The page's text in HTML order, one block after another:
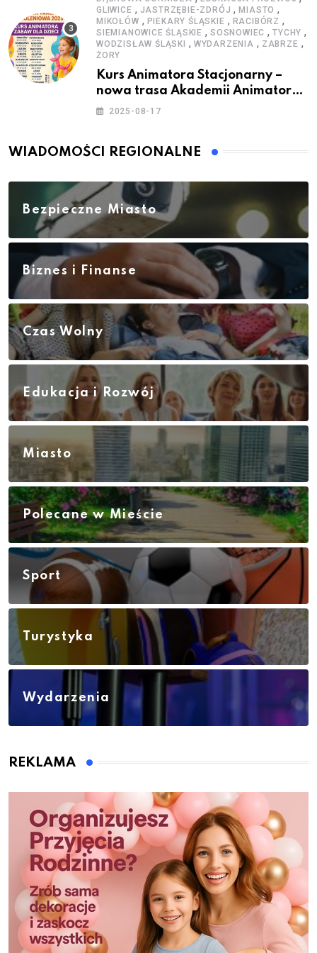
GLIWICE , JASTRZĘBIE-ZDRÓJ ,MIASTO ,
MIKOŁÓW , PIEKARY ŚLĄSKIE , RACIBÓRZ ,
SIEMIANOWICE ŚLĄSKIE ,SOSNOWIEC ,TYCHY ,
WODZISŁAW ŚLĄSKI , WYDARZENIA , ZABRZE ,
ŻORY
Kurs Animatora Stacjonarny –
nowa trasa Akademii Animatora
– jesień 2025
2025-08-17
WIADOMOŚCI REGIONALNE
Bezpieczne Miasto
Biznes i Finanse
Czas Wolny
Edukacja i Rozwój
Miasto
Polecane w Mieście
Sport
Turystyka
Wydarzenia
REKLAMA